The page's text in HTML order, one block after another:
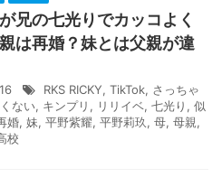
兄の七光りでカッコよく
は再婚？妹とは父親が違
RKS RICKY, TikTok, さっちゃ
ない, キンプリ , リリイベ, 七光り , 似
婚, 妹, 平野紫耀, 平野莉玖, 母, 母親,
校